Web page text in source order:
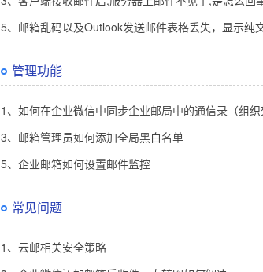
5、邮箱乱码以及Outlook发送邮件表格丢失，显示纯
管理功能
1、如何在企业微信中同步企业邮局中的通信录（组织
3、邮箱管理员如何添加全局黑白名单
5、企业邮箱如何设置邮件监控
常见问题
1、云邮相关安全策略